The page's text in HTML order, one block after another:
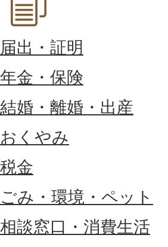
届出・証明
年金・保険
結婚・離婚・出産
おくやみ
税金
ごみ・環境・ペット
相談窓口・消費生活